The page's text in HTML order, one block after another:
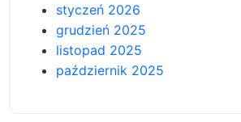
styczeń 2026
grudzień 2025
listopad 2025
październik 2025